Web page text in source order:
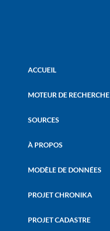
ACCUEIL
MOTEUR DE RECHERCHE
SOURCES
À PROPOS
MODÈLE DE DONNÉES
PROJET CHRONIKA
PROJET CADASTRE